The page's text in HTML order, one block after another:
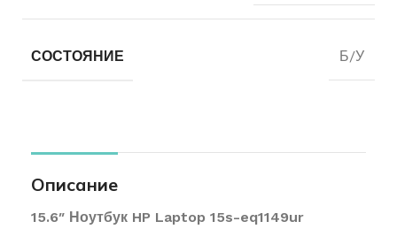
СОСТОЯНИЕ Б/У
Описание
15.6″ Ноутбук HP Laptop 15s-eq1149ur